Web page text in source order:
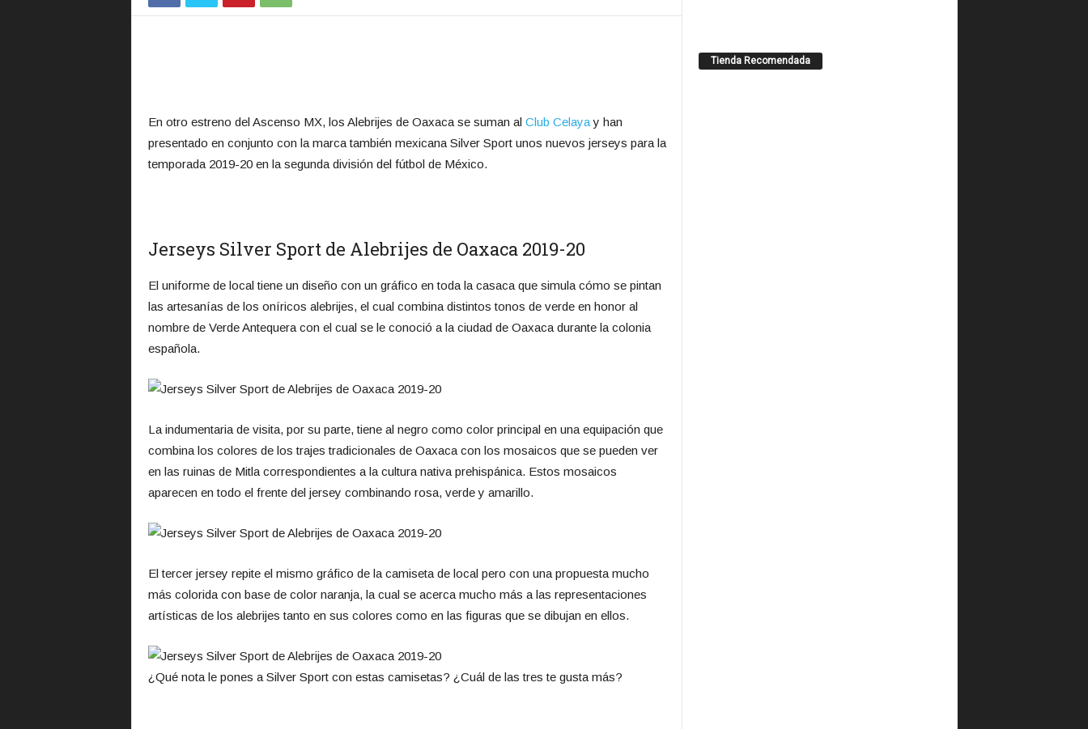
En otro estreno del Ascenso MX, los Alebrijes de Oaxaca se suman al Club Celayay han
presentado en conjunto con la marca también mexicana Silver Sport unos nuevos jerseys para la
temporada 2019-20 en la segunda división del fútbol de México.
Jerseys Silver Sport de Alebrijes de Oaxaca 2019-20
El uniforme de local tiene un diseño con un gráfico en toda la casaca que simula cómo se pintan
las artesanías de los oníricos alebrijes, el cual combina distintos tonos de verde en honor al
nombre de Verde Antequera con el cual se le conoció a la ciudad de Oaxaca durante la colonia
española.
La indumentaria de visita, por su parte, tiene al negro como color principal en una equipación que
combina los colores de los trajes tradicionales de Oaxaca con los mosaicos que se pueden ver
en las ruinas de Mitla correspondientes a la cultura nativa prehispánica. Estos mosaicos
aparecen en todo el frente del jersey combinando rosa, verde y amarillo.
El tercer jersey repite el mismo gráfico de la camiseta de local pero con una propuesta mucho
más colorida con base de color naranja, la cual se acerca mucho más a las representaciones
artísticas de los alebrijes tanto en sus colores como en las figuras que se dibujan en ellos.
¿Qué nota le pones a Silver Sport con estas camisetas? ¿Cuál de las tres te gusta más?
Tienda Recomendada